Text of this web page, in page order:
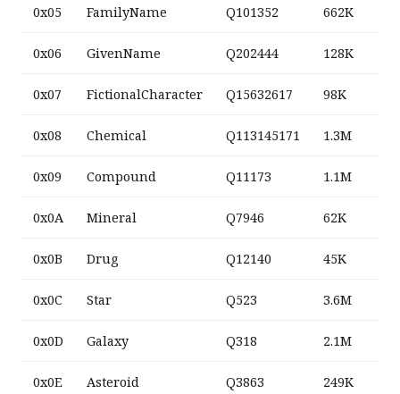
0x05 FamilyName Q101352 662K
0x06 GivenName Q202444 128K
0x07 FictionalCharacter Q15632617 98K
0x08 Chemical Q113145171 1.3M
0x09 Compound Q11173 1.1M
0x0A Mineral Q7946 62K
0x0B Drug Q12140 45K
0x0C Star Q523 3.6M
0x0D Galaxy Q318 2.1M
0x0E Asteroid Q3863 249K